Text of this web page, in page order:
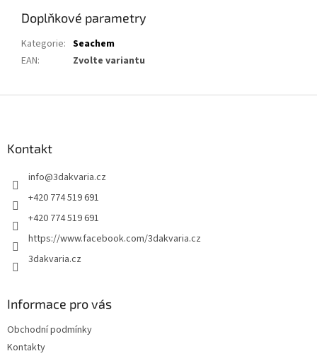
Doplňkové parametry
Kategorie: Seachem
EAN: Zvolte variantu
Kontakt
info@3dakvaria.cz
+420 774 519 691
+420 774 519 691
https://www.facebook.com/3dakvaria.cz
3dakvaria.cz
Informace pro vás
Obchodní podmínky
Kontakty